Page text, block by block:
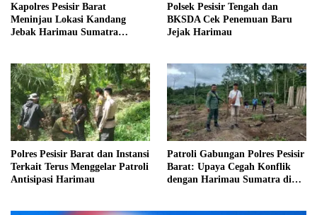
Kapolres Pesisir Barat
Meninjau Lokasi Kandang
Jebak Harimau Sumatra
Polsek Pesisir Tengah dan
BKSDA Cek Penemuan Baru
Jejak Harimau
Polres Pesisir Barat dan Instansi
Terkait Terus Menggelar Patroli
Antisipasi Harimau
Patroli Gabungan Polres Pesisir
Barat: Upaya Cegah Konflik
dengan Harimau Sumatra di